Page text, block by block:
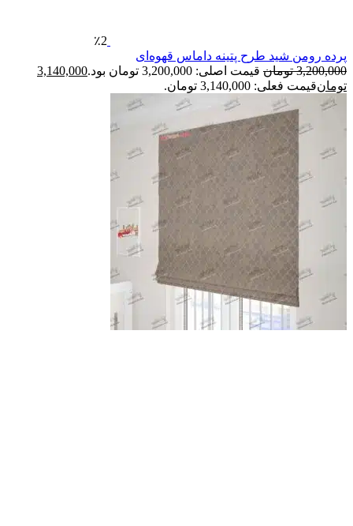
طرح پتینه داماس قهوه‌ای
قیمت اصلی: 3,200,000 تومان بود.
3,140,000
تومان.